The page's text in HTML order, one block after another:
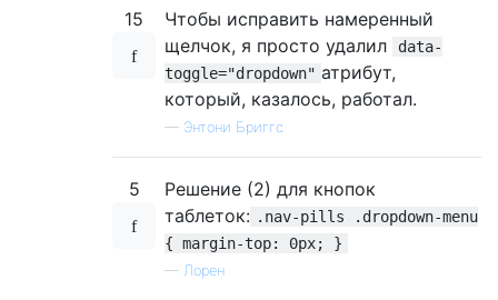
15
Чтобы исправить намеренный
щелчок, я просто удалил
data-
toggle="dropdown" атрибут,
который, казалось, работал.
— Энтони Бриггс
5
Решение (2) для кнопок
таблеток: .nav-pills .dropdown-menu
{ margin-top: 0px; }
— Лорен